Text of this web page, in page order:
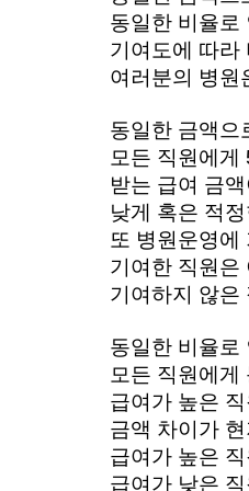
동일한 비율로
기여도에 따라
여러분의 병원
동일한 금액으
모든 직원에게
받는 급여 금
낮게 혹은 적
또 병원운영에
기여한 직원은
기여하지 않은
동일한 비율로
모든 직원에
급여가 높은
금액 차이가
급여가 높은
급여가 낮은